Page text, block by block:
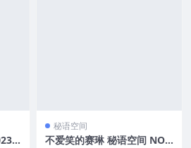
秘语空间
不爱笑的赛琳 秘语空间 NO.0